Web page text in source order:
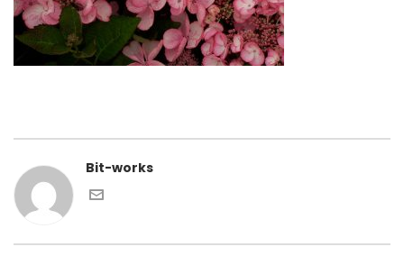
Bit-works